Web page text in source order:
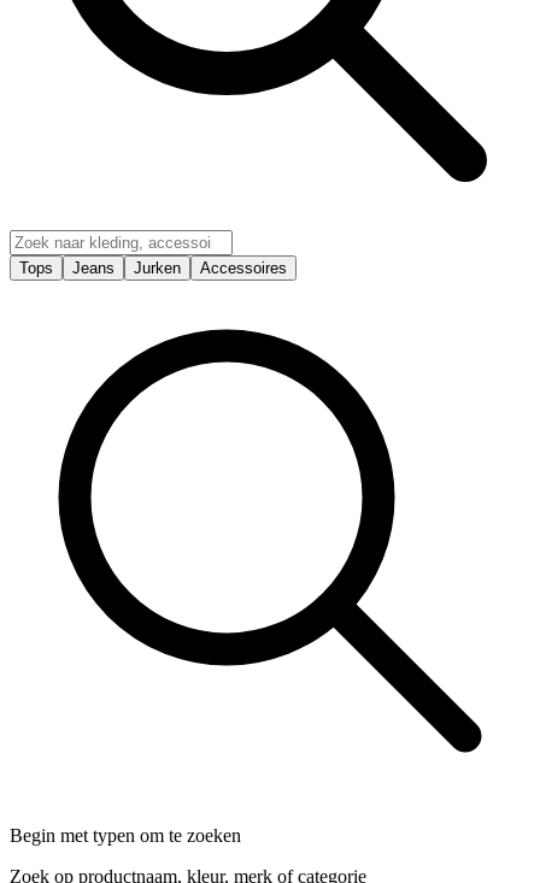
Tops Jeans Jurken Accessoires
Begin met typen om te zoeken
Zoek op productnaam, kleur, merk of categorie